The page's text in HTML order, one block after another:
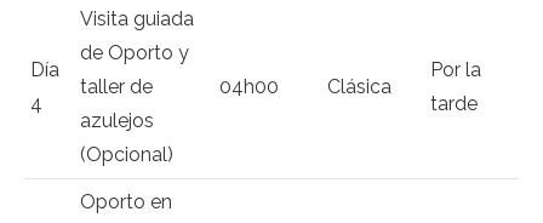
Día
4
Visita guiada
de Oporto y
taller de
azulejos
(Opcional)
04h00 Clásica
Por la
tarde
Oporto en